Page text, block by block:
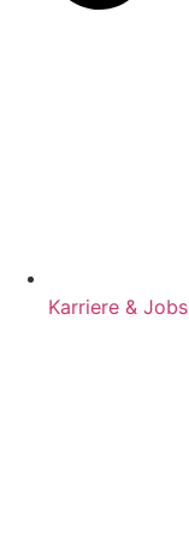
Karriere & Jobs